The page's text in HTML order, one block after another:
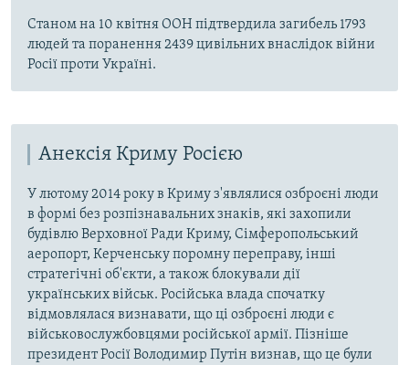
Станом на 10 квітня ООН підтвердила загибель 1793
людей та поранення 2439 цивільних внаслідок війни
Росії проти Україні.
Анексія Криму Росією
У лютому 2014 року в Криму з'являлися озброєні люди
в формі без розпізнавальних знаків, які захопили
будівлю Верховної Ради Криму, Сімферопольський
аеропорт, Керченську поромну переправу, інші
стратегічні об'єкти, а також блокували дії
українських військ. Російська влада спочатку
відмовлялася визнавати, що ці озброєні люди є
військовослужбовцями російської армії. Пізніше
президент Росії Володимир Путін визнав, що це були